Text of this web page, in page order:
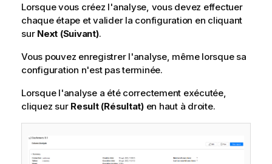
Lorsque vous créez l'analyse, vous devez effectuer
chaque étape et valider la configuration en cliquant
sur Next (Suivant).
Vous pouvez enregistrer l'analyse, même lorsque sa
configuration n'est pas terminée.
Lorsque l'analyse a été correctement exécutée,
cliquez sur Result (Résultat)en haut à droite.